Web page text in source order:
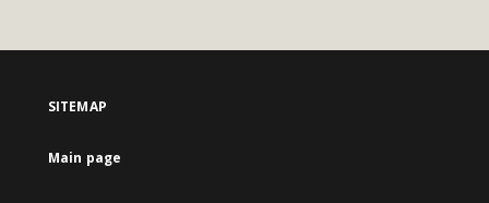
SITEMAP
Main page